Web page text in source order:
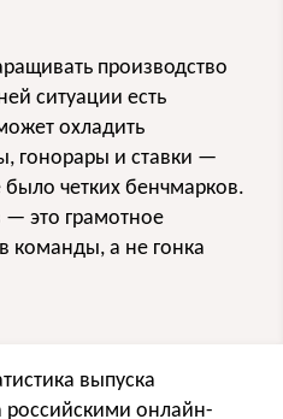
производство
ситуации есть
охладить
гонорары и ставки —
было четких бенчмарков.
— это грамотное
команды, а не гонка
выпуска
российскими онлайн-